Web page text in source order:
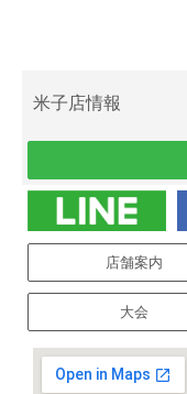
米子店情報
店舗案内
大会